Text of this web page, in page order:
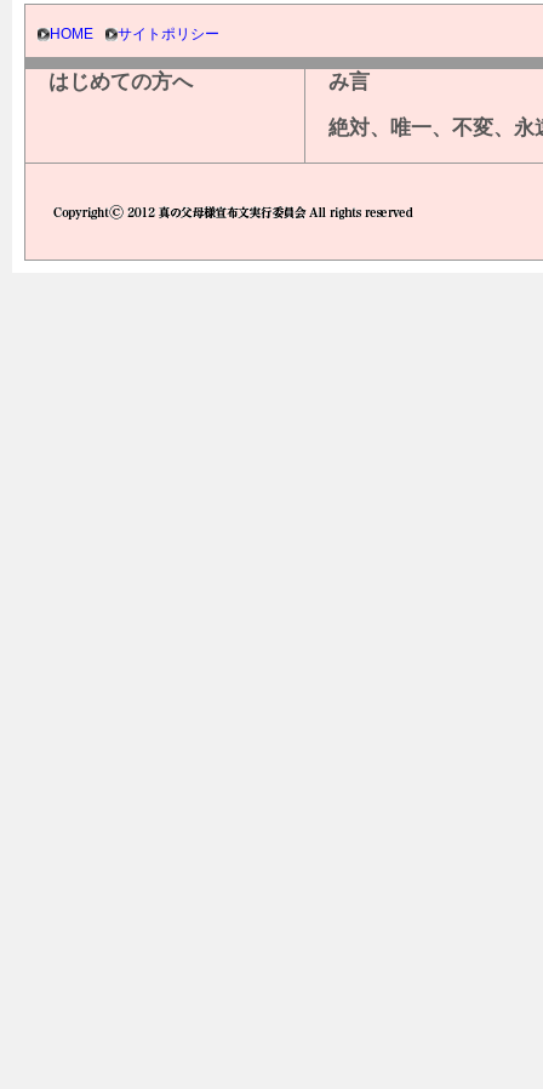
HOME サイトポリシー
はじめての方へ
み言
絶対、唯一、不変、永